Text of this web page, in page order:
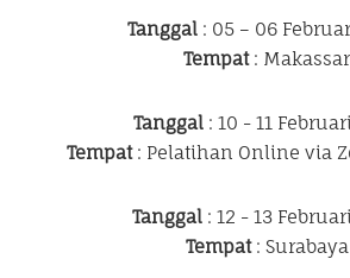
Tanggal : 05 – 06
Tempat: Makassar
Tanggal: 10 - 11
Tempat: Pelatihan Online via
Tanggal : 12 - 13
Tempat: Surabaya